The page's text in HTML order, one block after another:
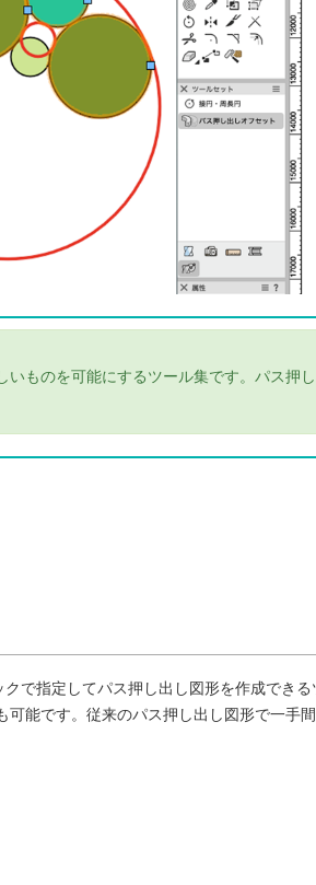
ものを可能にするツール集です。パス押
で指定してパス押し出し図形を作成できる
能です。従来のパス押し出し図形で一手